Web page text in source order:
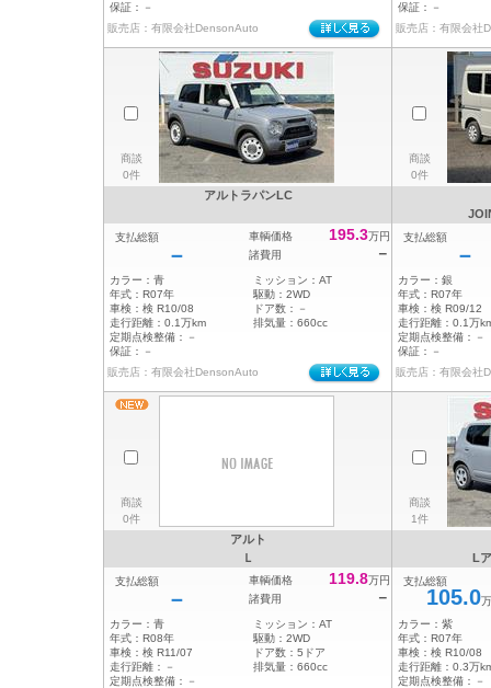
保証：
－
販売店：有限会社DensonAuto
保証：
－
販売店：有限会社
商談
0件
アルトラパンLC
支払総額
－
車輌価格 195.3万円
諸費用
－
カラー： 青 ミッション： AT
年式： R07年 駆動： 2WD
車検： 検 R10/08 ドア数：
－
走行距離： 0.1万km 排気量： 660cc
定期点検整備：
－
保証：
－
販売店：有限会社DensonAuto
商談
0件
支払総額
－
カラー： 銀
年式： R07年
車検： 検 R09/12
走行距離： 0.1万
定期点検整備：
－
保証：
－
販売店：有限会社
商談
0件
アルト
Ｌ
支払総額
－
車輌価格 119.8万円
諸費用
－
カラー： 青 ミッション： AT
年式： R08年 駆動： 2WD
車検： 検 R11/07 ドア数： 5ドア
走行距離：
－ 排気量： 660cc
定期点検整備：
－
商談
1件
L
支払総額
105.0
カラー： 紫
年式： R07年
車検： 検 R10/08
走行距離： 0.3万
定期点検整備：
－